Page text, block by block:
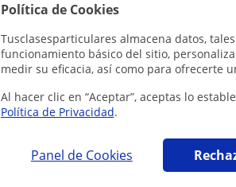
Política de Cookies
Tusclasesparticulares almacena datos,
funcionamiento básico del sitio,
medir su eficacia, así como para ofrecerte
Al hacer clic en “Aceptar”, aceptas lo
Política de Privacidad.
Panel de Cookies